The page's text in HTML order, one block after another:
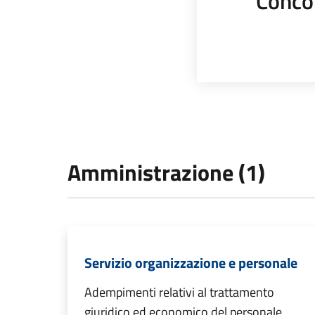
Amministrazione (1)
Servizio organizzazione e personale
Adempimenti relativi al trattamento